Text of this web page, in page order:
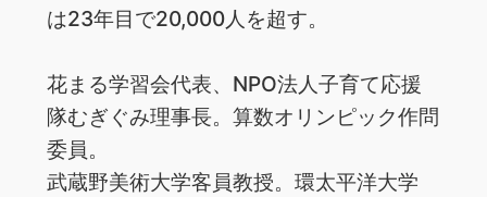
は23年目で20,000人を超す。
花まる学習会代表、NPO法人子育て応援
隊むぎぐみ理事長。算数オリンピック作問
委員。
武蔵野美術大学客員教授。環太平洋大学